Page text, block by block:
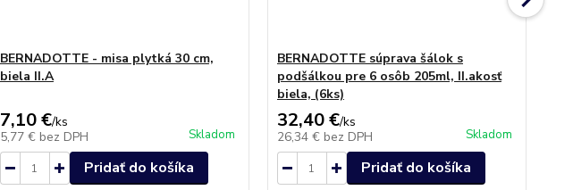
BERNADOTTE - misa plytká 30 cm,
biela II.A
7,10 €/ks
5,77 € bez DPH Skladom
Pridať do košíka
BERNADOTTE súprava šálok s
podšálkou pre 6 osôb 205ml, II.akosť
biela, (6ks)
32,40 €/ks
26,34 € bez DPH Skladom
Pridať do košíka